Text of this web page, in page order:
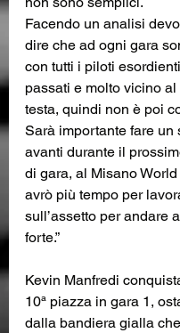
Facendo un analisi
dire che ad ogni gara
con tutti i piloti
passati e molto vicino
testa, quindi non è poi
Sarà importante fare un
avanti durante il
di gara, al Misano
avrò più tempo per
sull’assetto per andare
forte.”
Kevin Manfredi
10ª piazza in gara 1,
dalla bandiera gialla